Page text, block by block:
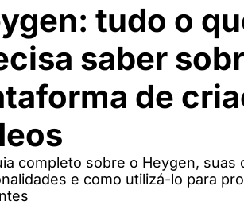
tudo o
saber
de
completo sobre o Heygen, suas
e como utilizá-lo para